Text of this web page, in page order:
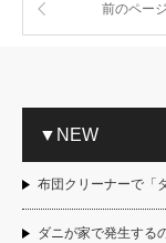
前のページ
▼NEW
布団クリーナーで「
ダニが家で発生する